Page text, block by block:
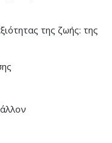
της ζωής: της